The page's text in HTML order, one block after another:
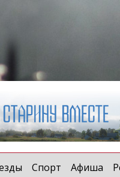
Спорт Афиша